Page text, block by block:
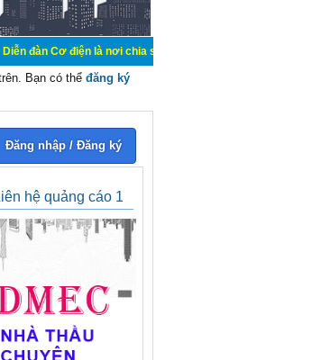
là nơi chia sẽ kiến thức kinh nghiệm trong lãnh vực
Bạn có thể đăng ký
Đăng nhập / Đăng ký
hệ quảng cáo 1